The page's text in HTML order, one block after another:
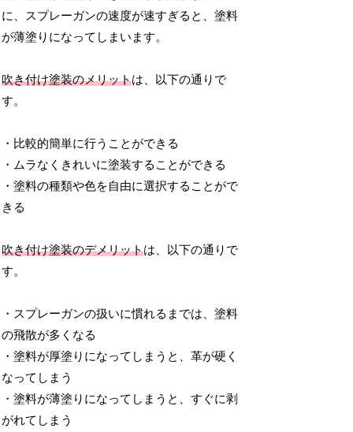
に、スプレーガンの速度が速すぎると、塗料
が薄塗りになってしまいます。
吹き付け塗装のメリットは、以下の通りで
す。
・比較的簡単に行うことができる
・ムラなくきれいに塗装することができる
・塗料の種類や色を自由に選択することがで
きる
吹き付け塗装のデメリットは、以下の通りで
す。
・スプレーガンの扱いに慣れるまでは、塗料
の飛散が多くなる
・塗料が厚塗りになってしまうと、革が硬く
なってしまう
・塗料が薄塗りになってしまうと、すぐに剥
がれてしまう